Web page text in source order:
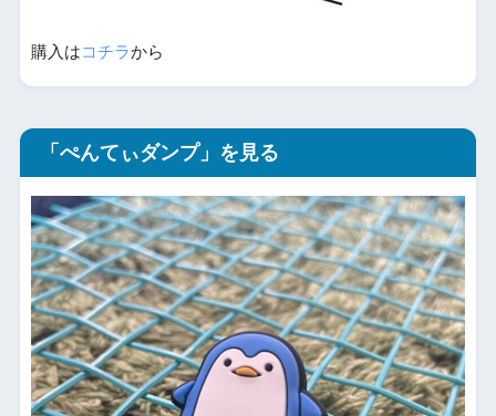
購入はコチラから
「ぺんてぃダンプ」を見る